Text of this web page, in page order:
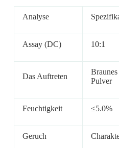
Analyse
Assay (DC) 10:1
Das Auftreten
Pulver
Feuchtigkeit ≤5.0%
Geruch